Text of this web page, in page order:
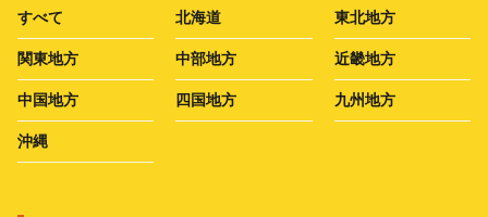
すべて 北海道 東北地方
関東地方 中部地方 近畿地方
中国地方 四国地方 九州地方
沖縄